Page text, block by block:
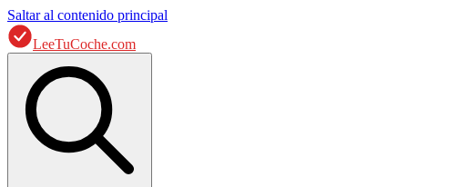
Saltar al contenido principal
LeeTuCoche.com